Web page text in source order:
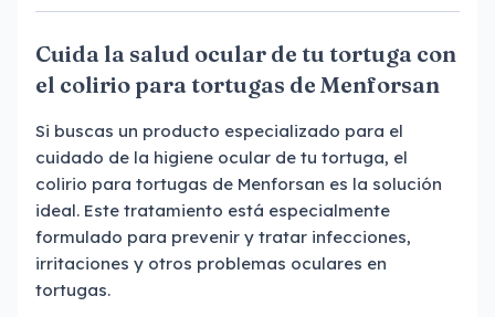
Cuida la salud ocular de tu tortuga con
el colirio para tortugas de Menforsan
Si buscas un producto especializado para el
cuidado de la higiene ocular de tu tortuga, el
colirio para tortugas de Menforsan es la solución
ideal. Este tratamiento está especialmente
formulado para prevenir y tratar infecciones,
irritaciones y otros problemas oculares en
tortugas.